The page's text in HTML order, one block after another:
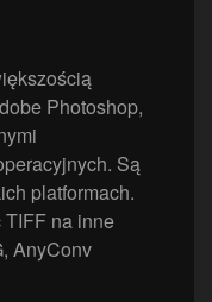
Photoshop,
Są
platformach.
na inne
AnyConv